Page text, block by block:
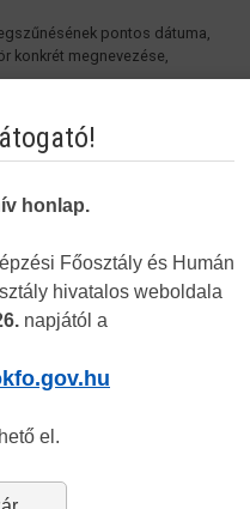
pontos dátuma,
konkrét megnevezése,
tevékenységvégzésének
működési nyilvántartással
dokumentumokat szükséges
ügyfélszolgálatunkon):
aláírt kérelem
külföldi
bizonyítvány vagy oklevél
honlap.
Főosztály és Humán
hivatalos weboldala
napjától a
el.